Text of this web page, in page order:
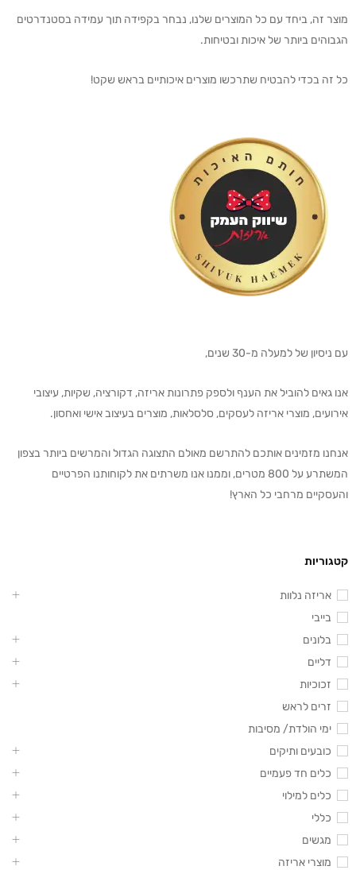
מוצר זה, ביחד עם כל המוצרים שלנו, נבחר בקפידה תוך עמידה בסטנדרטים
הגבוהים ביותר של איכות ובטיחות.
כל זה בכדי להבטיח שתרכשו מוצרים איכותיים בראש שקט!
עם ניסיון של למעלה מ-30 שנים,
אנו גאים להוביל את הענף ולספק פתרונות אריזה, דקורציה, שקיות, עיצובי
אירועים, מוצרי אריזה לעסקים, סלסלאות, מוצרים בעיצוב אישי ואחסון.
אנחנו מזמינים אותכם להתרשם מאולם התצוגה הגדול והמרשים ביותר בצפון
המשתרע על 800 מטרים, וממנו אנו משרתים את לקוחותנו הפרטיים
והעסקיים מרחבי כל הארץ!
קטגוריות
אריזה נלוות
בייבי
בלונים
דליים
זכוכיות
זרים לראש
ימי הולדת/ מסיבות
כובעים ותיקים
כלים חד פעמיים
כלים למילוי
כללי
מגשים
מוצרי אריזה